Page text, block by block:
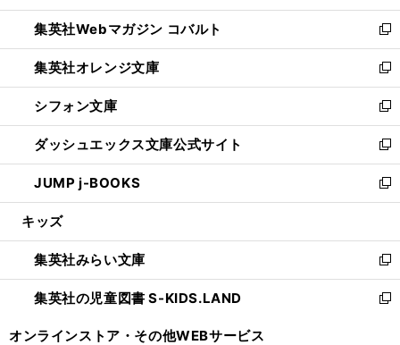
開
く
ウ
で
開
く
ン
ド
ウ
で
開
く
ウ
ィ
ン
ド
ウ
で
開
く
集英社Webマガジン コバルト
新
し
い
ウ
ィ
ン
ド
ウ
で
開
集英社オレンジ文庫
新
し
い
ウ
ィ
ン
ド
ウ
開
く
シフォン文庫
新
し
い
ウ
ィ
ン
ウ
で
開
く
ダッシュエックス文庫公式サイト
新
し
い
ウ
ン
ド
ウ
で
JUMP j-BOOKS
新
し
ウ
ィ
ン
ド
キッズ
集英社みらい文庫
新
し
い
集英社の児童図書 S-KIDS.LAND
新
オンラインストア・ その他WEBサービス